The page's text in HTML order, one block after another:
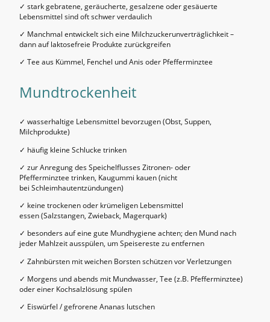
✓ stark gebratene, geräucherte, gesalzene oder gesäuerte
Lebensmittel sind oft schwer verdaulich
✓ Manchmal entwickelt sich eine Milchzuckerunverträglichkeit –
dann auf laktosefreie Produkte zurückgreifen
✓ Tee aus Kümmel, Fenchel und Anis oder Pfefferminztee
Mundtrockenheit
✓ wasserhaltige Lebensmittel bevorzugen (Obst, Suppen,
Milchprodukte)
✓ häufig kleine Schlucke trinken
✓ zur Anregung des Speichelflusses Zitronen- oder
Pfefferminztee trinken, Kaugummi kauen (nicht
bei Schleimhautentzündungen)
✓ keine trockenen oder krümeligen Lebensmittel
essen (Salzstangen, Zwieback, Magerquark)
✓ besonders auf eine gute Mundhygiene achten; den Mund nach
jeder Mahlzeit ausspülen, um Speisereste zu entfernen
✓ Zahnbürsten mit weichen Borsten schützen vor Verletzungen
✓ Morgens und abends mit Mundwasser, Tee (z.B. Pfefferminztee)
oder einer Kochsalzlösung spülen
✓ Eiswürfel / gefrorene Ananas lutschen